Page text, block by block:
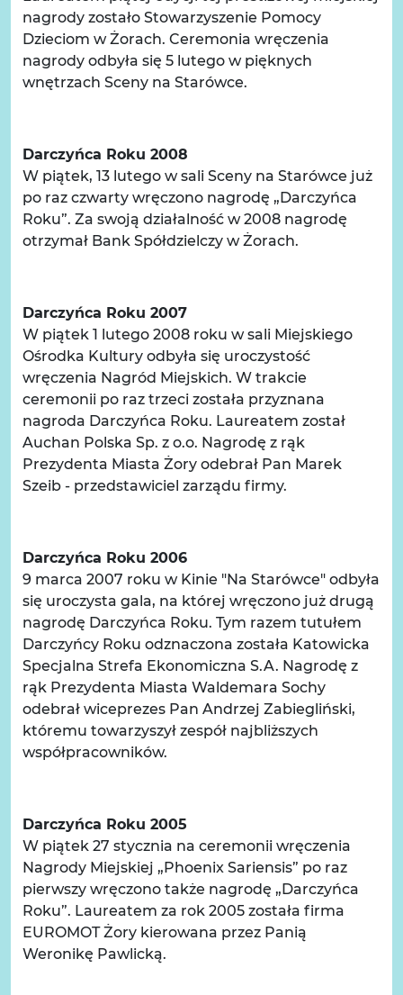
nagrody zostało Stowarzyszenie Pomocy
Dzieciom w Żorach. Ceremonia wręczenia
nagrody odbyła się 5 lutego w pięknych
wnętrzach Sceny na Starówce.
Darczyńca Roku 2008
W piątek, 13 lutego w sali Sceny na Starówce już
po raz czwarty wręczono nagrodę „Darczyńca
Roku”. Za swoją działalność w 2008 nagrodę
otrzymał Bank Spółdzielczy w Żorach.
Darczyńca Roku 2007
W piątek 1 lutego 2008 roku w sali Miejskiego
Ośrodka Kultury odbyła się uroczystość
wręczenia Nagród Miejskich. W trakcie
ceremonii po raz trzeci została przyznana
nagroda Darczyńca Roku. Laureatem został
Auchan Polska Sp. z o.o. Nagrodę z rąk
Prezydenta Miasta Żory odebrał Pan Marek
Szeib - przedstawiciel zarządu firmy.
Darczyńca Roku 2006
9 marca 2007 roku w Kinie "Na Starówce" odbyła
się uroczysta gala, na której wręczono już drugą
nagrodę Darczyńca Roku. Tym razem tutułem
Darczyńcy Roku odznaczona została Katowicka
Specjalna Strefa Ekonomiczna S.A. Nagrodę z
rąk Prezydenta Miasta Waldemara Sochy
odebrał wiceprezes Pan Andrzej Zabiegliński,
któremu towarzyszył zespół najbliższych
współpracowników.
Darczyńca Roku 2005
W piątek 27 stycznia na ceremonii wręczenia
Nagrody Miejskiej „Phoenix Sariensis” po raz
pierwszy wręczono także nagrodę „Darczyńca
Roku”. Laureatem za rok 2005 została firma
EUROMOT Żory kierowana przez Panią
Weronikę Pawlicką.